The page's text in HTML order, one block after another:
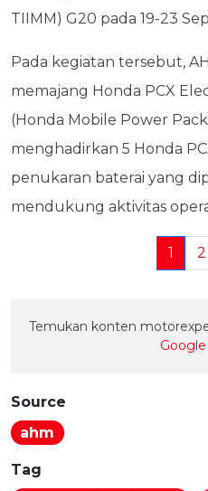
TIIMM) G20 pada 19-23
Pada kegiatan tersebut,
memajang Honda PCX
(Honda Mobile Power
menghadirkan 5 Honda
penukaran baterai yang
mendukung aktivitas
1 2
Temukan konten
Source
ahm
Tag